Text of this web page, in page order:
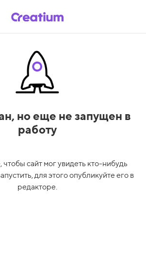
но еще не запущен в
работу
чтобы сайт мог увидеть кто-нибудь
для этого опубликуйте его в
редакторе.